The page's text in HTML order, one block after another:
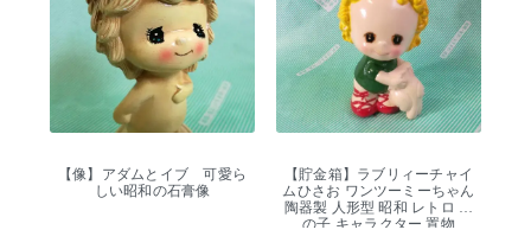
【像】アダムとイブ 可愛ら
しい昭和の石膏像
【貯金箱】ラブリィーチャイ
ムひさお ワンツーミーちゃん
陶器製 人形型 昭和 レトロ 女
の子 キャラクター 置物